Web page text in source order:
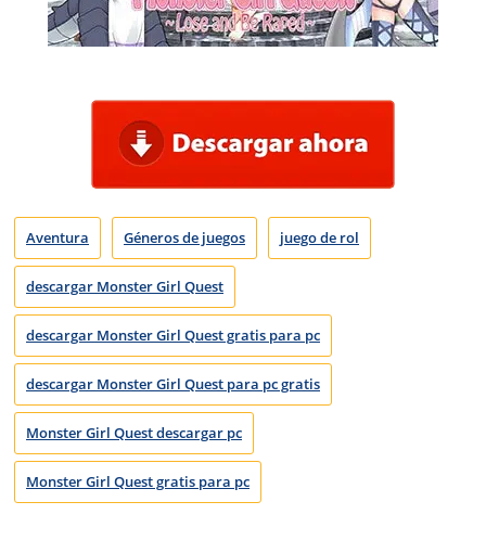
Aventura Géneros de juegos juego de rol
descargar Monster Girl Quest
descargar Monster Girl Quest gratis para pc
descargar Monster Girl Quest para pc gratis
Monster Girl Quest descargar pc
Monster Girl Quest gratis para pc